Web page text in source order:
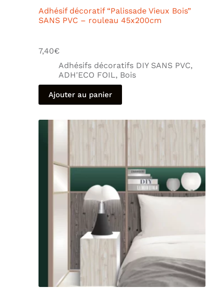
Adhésif décoratif “Palissade Vieux Bois”
SANS PVC – rouleau 45x200cm
7,40€
Adhésifs décoratifs DIY SANS PVC,
ADH'ECO FOIL, Bois
Ajouter au panier